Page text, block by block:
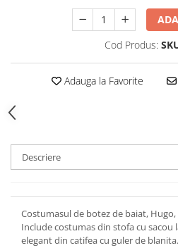
Cod Produs:
Adauga la Favorite
Descriere
Costumasul de botez de baiat,
Include costumas din stofa cu sacou
elegant din catifea cu guler de blanita.